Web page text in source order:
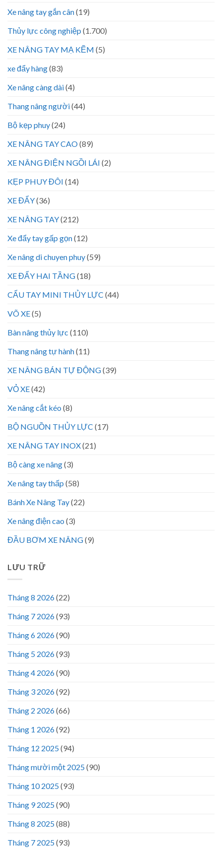
Xe nâng tay gắn cân(19)
Thủy lực công nghiệp (1.700)
XE NÂNG TAY MẠ KẼM (5)
xe đẩy hàng(83)
Xe nâng càng dài(4)
Thang nâng người(44)
Bộ kẹp phuy(24)
XE NÂNG TAY CAO(89)
XE NÂNG ĐIỆN NGỒI LÁI (2)
KẸP PHUY ĐÔI (14)
XE ĐẨY(36)
XE NÂNG TAY(212)
Xe đẩy tay gấp gọn(12)
Xe nâng di chuyen phuy(59)
XE ĐẨY HAI TẦNG(18)
CẨU TAY MINI THỦY LỰC (44)
VÕ XE(5)
Bàn nâng thủy lực (110)
Thang nâng tự hành(11)
XE NÂNG BÁN TỰ ĐỘNG(39)
VỎ XE(42)
Xe nâng cắt kéo (8)
BỘ NGUỒN THỦY LỰC (17)
XE NÂNG TAY INOX(21)
Bộ càng xe nâng(3)
Xe nâng tay thấp (58)
Bánh Xe Nâng Tay(22)
Xe nâng điện cao (3)
ĐẦU BƠM XE NÂNG(9)
LƯU TRỮ
Tháng 8 2026(22)
Tháng 7 2026(93)
Tháng 6 2026(90)
Tháng 5 2026(93)
Tháng 4 2026(90)
Tháng 3 2026(92)
Tháng 2 2026(66)
Tháng 1 2026(92)
Tháng 12 2025(94)
Tháng mười một 2025(90)
Tháng 10 2025(93)
Tháng 9 2025(90)
Tháng 8 2025(88)
Tháng 7 2025(93)